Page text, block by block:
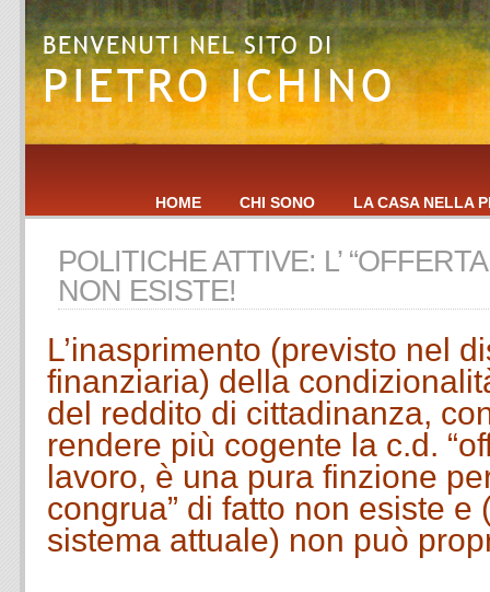
HOME CHI SONO LA CASA NELLA
POLITICHE ATTIVE: L’
NON ESISTE!
L’inasprimento (previsto nel
finanziaria) della
del reddito di cittadinanza,
rendere più cogente la c.d.
lavoro, è una pura finzione
congrua” di fatto non esiste e
sistema attuale) non può